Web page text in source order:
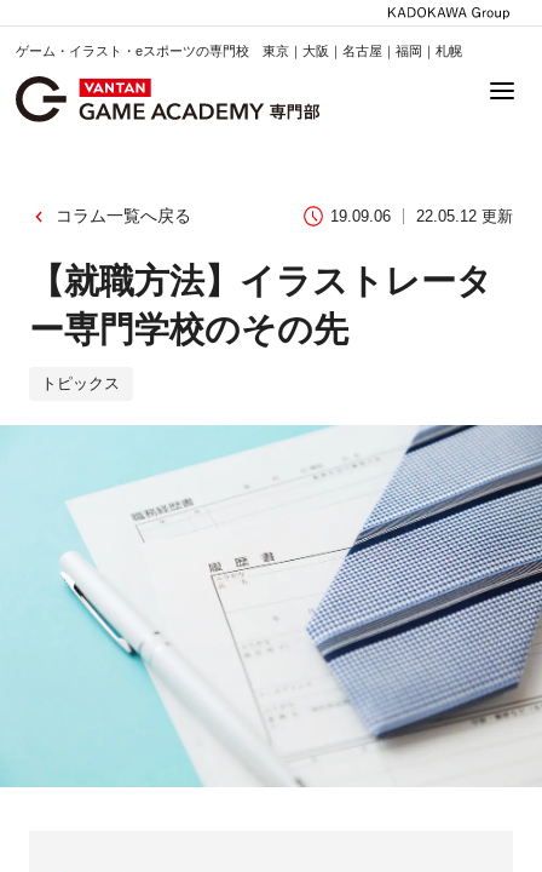
ゲーム・イラスト・eスポーツの専門校 東京｜大阪｜名古屋｜福岡｜札幌
コラム一覧へ戻る 19.09.06 22.05.12 更新
【就職方法】イラストレータ
ー専門学校のその先
トピックス